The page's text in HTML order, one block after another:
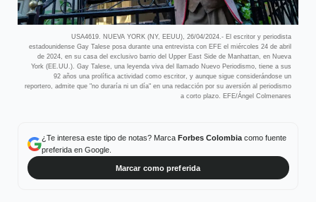
USA4619. NUEVA YORK (NY, EEUU), 26/04/2024.- El escritor y periodista
estadounidense Gay Talese posa durante una entrevista con EFE el miércoles 24 de abril
de 2024, en su casa del exclusivo barrio del Upper East Side de Manhattan, en Nueva
York (EE.UU.). Gay Talese, una leyenda viva del llamado Nuevo Periodismo, tiene a sus
92 años una prolífica actividad como escritor, y aunque sigue considerándose un
reportero, admite que "no duraría ni un día" en una redacción por su aversión al periodismo
a corto plazo. EFE/Ángel Colmenares
¿Te interesa este tipo de notas? Marca Forbes Colombiacomo fuente
preferida en Google.
Marcar como preferida